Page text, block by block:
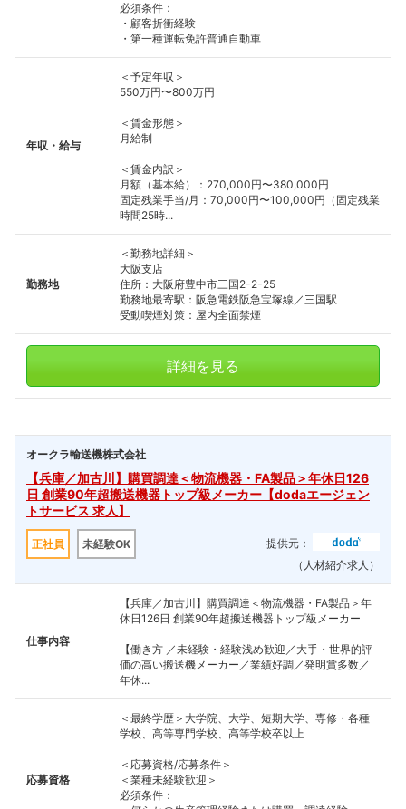
必須条件：
・顧客折衝経験
・第一種運転免許普通自動車
年収・給与
＜予定年収＞
550万円〜800万円
＜賃金形態＞
月給制
＜賃金内訳＞
月額（基本給）：270,000円〜380,000円
固定残業手当/月：70,000円〜100,000円（固定残業
時間25時...
勤務地
＜勤務地詳細＞
大阪支店
住所：大阪府豊中市三国2-2-25
勤務地最寄駅：阪急電鉄阪急宝塚線／三国駅
受動喫煙対策：屋内全面禁煙
詳細を見る
オークラ輸送機株式会社
【兵庫／加古川】購買調達＜物流機器・FA製品＞年休日126
日 創業90年超搬送機器トップ級メーカー【dodaエージェン
トサービス 求人】
正社員 未経験OK
提供元：
（人材紹介求人）
仕事内容
【兵庫／加古川】購買調達＜物流機器・FA製品＞年
休日126日 創業90年超搬送機器トップ級メーカー
【働き方 ／未経験・経験浅め歓迎／大手・世界的評
価の高い搬送機メーカー／業績好調／発明賞多数／
年休...
応募資格
＜最終学歴＞大学院、大学、短期大学、専修・各種
学校、高等専門学校、高等学校卒以上
＜応募資格/応募条件＞
＜業種未経験歓迎＞
必須条件：